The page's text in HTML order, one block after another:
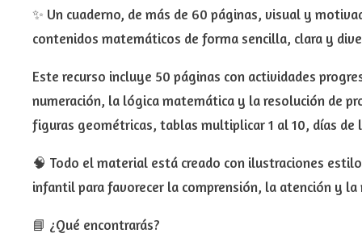
✨ Un cuaderno, de más de 60 páginas, visual y
contenidos matemáticos de forma sencilla, clara y
Este recurso incluye 50 páginas con actividades
numeración, la lógica matemática y la resolución de
figuras geométricas, tablas multiplicar 1 al 10, días
🧠 Todo el material está creado con ilustraciones
infantil para favorecer la comprensión, la atención y la
📘 ¿Qué encontrarás?